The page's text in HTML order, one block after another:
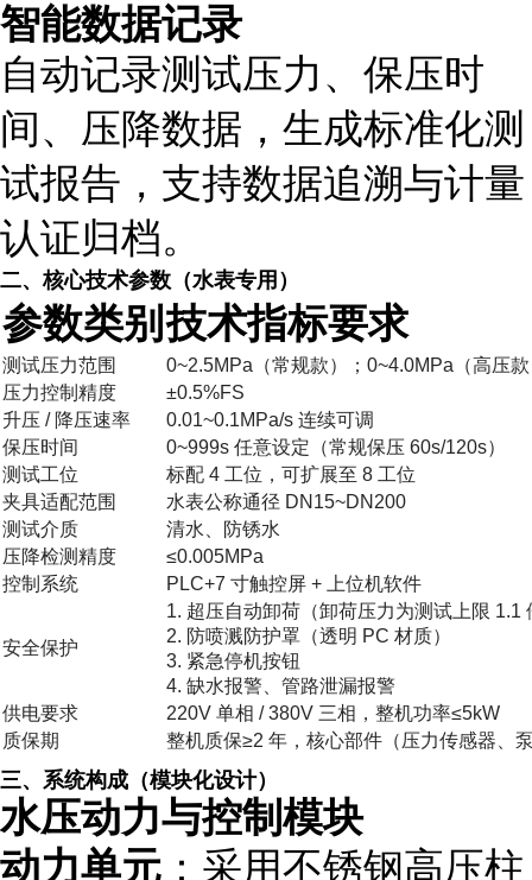
智能数据记录
自动记录测试压力、保压时
间、压降数据，生成标准化测
试报告，支持数据追溯与计量
认证归档。
二、核心技术参数（水表专用）
参数类别 技术指标要求
测试压力范围
0~2.5MPa（常规款）；0~4.0MPa（高压
压力控制精度
±0.5%FS
升压 / 降压速率
0.01~0.1MPa/s 连续可调
保压时间
0~999s 任意设定（常规保压 60s/120s）
测试工位
标配 4 工位，可扩展至 8 工位
夹具适配范围
水表公称通径 DN15~DN200
测试介质
清水、防锈水
压降检测精度
≤0.005MPa
控制系统
PLC+7 寸触控屏 + 上位机软件
安全保护
1. 超压自动卸荷（卸荷压力为测试上限 1.1
2. 防喷溅防护罩（透明 PC 材质）
3. 紧急停机按钮
4. 缺水报警、管路泄漏报警
供电要求
220V 单相 / 380V 三相，整机功率≤5kW
质保期
整机质保≥2 年，核心部件（压力传感器、
三、系统构成（模块化设计）
水压动力与控制模块
动力单元 ：采用不锈钢高压柱